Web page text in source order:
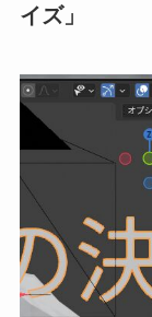
イズ」